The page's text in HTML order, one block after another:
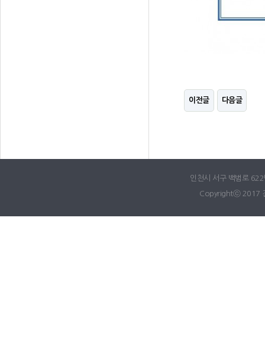
이전글 다음글
인천시 서구 백범로
Copyrightⓒ 2017